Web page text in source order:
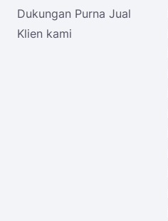
Dukungan Purna Jual
Klien kami